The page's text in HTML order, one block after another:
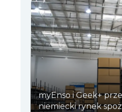
myEnso i Geek+
niemiecki rynek